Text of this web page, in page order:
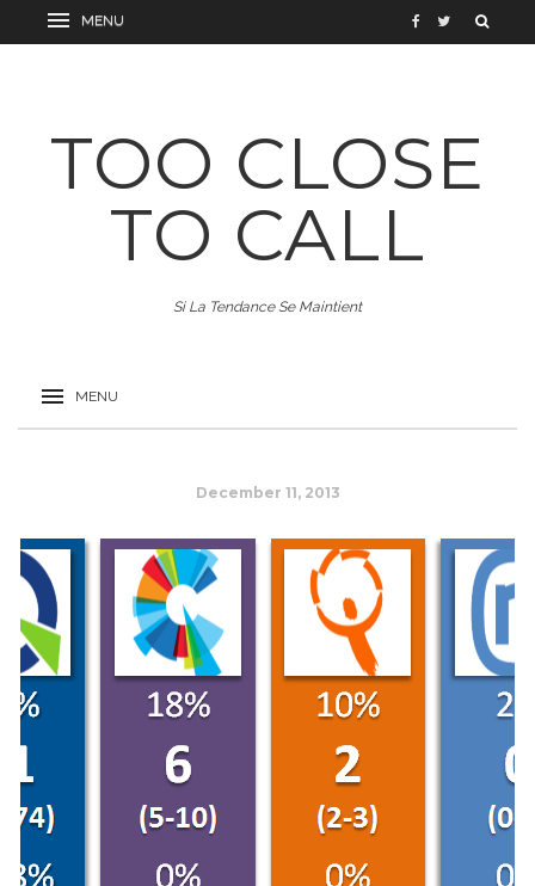
TOO CLOSE
TO CALL
Si La Tendance Se Maintient
December 11, 2013